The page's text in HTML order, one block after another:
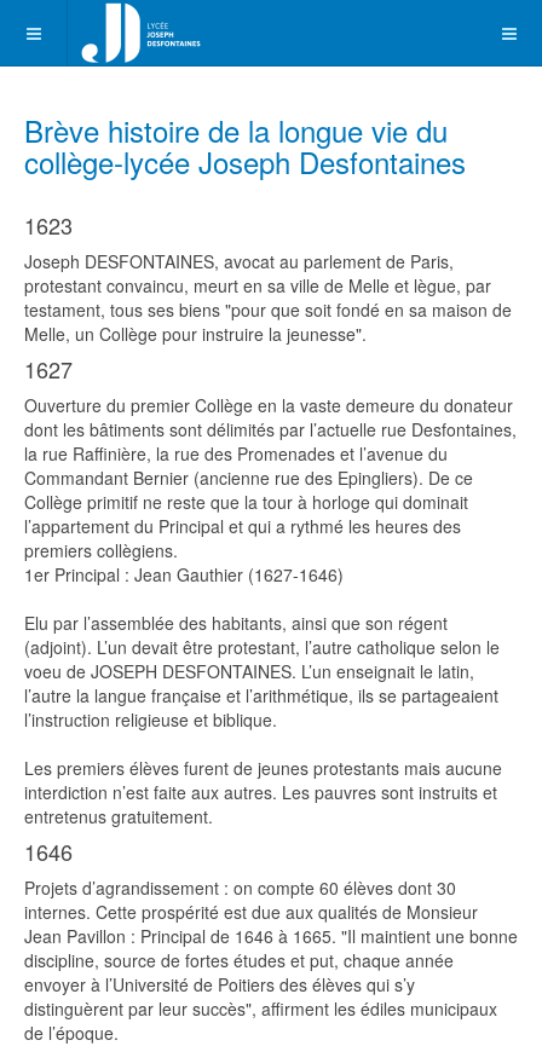
Brève histoire de la longue vie du
collège-lycée Joseph Desfontaines
1623
Joseph DESFONTAINES, avocat au parlement de Paris,
protestant convaincu, meurt en sa ville de Melle et lègue, par
testament, tous ses biens "pour que soit fondé en sa maison de
Melle, un Collège pour instruire la jeunesse".
1627
Ouverture du premier Collège en la vaste demeure du donateur
dont les bâtiments sont délimités par l’actuelle rue Desfontaines,
la rue Raffinière, la rue des Promenades et l’avenue du
Commandant Bernier (ancienne rue des Epingliers). De ce
Collège primitif ne reste que la tour à horloge qui dominait
l’appartement du Principal et qui a rythmé les heures des
premiers collègiens.
1er Principal : Jean Gauthier (1627-1646)
Elu par l’assemblée des habitants, ainsi que son régent
(adjoint). L’un devait être protestant, l’autre catholique selon le
voeu de JOSEPH DESFONTAINES. L’un enseignait le latin,
l’autre la langue française et l’arithmétique, ils se partageaient
l’instruction religieuse et biblique.
Les premiers élèves furent de jeunes protestants mais aucune
interdiction n’est faite aux autres. Les pauvres sont instruits et
entretenus gratuitement.
1646
Projets d’agrandissement : on compte 60 élèves dont 30
internes. Cette prospérité est due aux qualités de Monsieur
Jean Pavillon : Principal de 1646 à 1665. "Il maintient une bonne
discipline, source de fortes études et put, chaque année
envoyer à l’Université de Poitiers des élèves qui s’y
distinguèrent par leur succès", affirment les édiles municipaux
de l’époque.